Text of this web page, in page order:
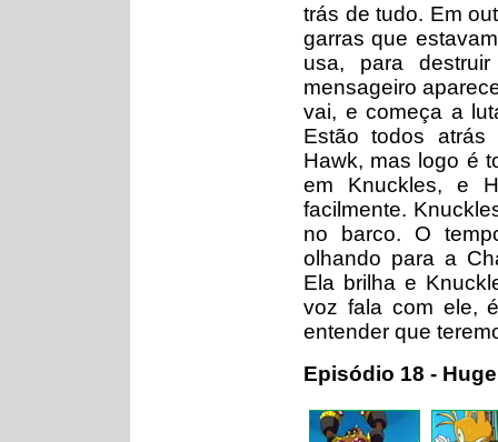
trás de tudo. Em
garras que
usa, para
mensageiro
vai, e começa a
Estão todos
Hawk, mas logo é
em Knuckles, e
facilmente.
no barco. O
olhando para a
Ela brilha e
voz fala com ele,
entender que
Episódio 18 -